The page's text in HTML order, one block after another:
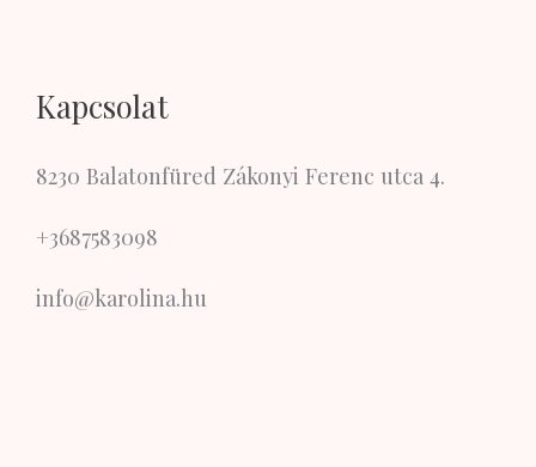
Kapcsolat
8230 Balatonfüred Zákonyi Ferenc utca 4.
+3687583098
info@karolina.hu